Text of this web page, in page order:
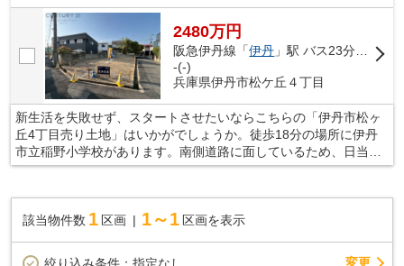
2480万円
阪急伊丹線「伊丹 」駅 バス23分 「天神川団地」 停歩7分
-(-)
兵庫県伊丹市松ケ丘４丁目
新生活を失敗せず、スタートさせたいならこちらの「伊丹市松ヶ
丘4丁目売り土地」はいかがでしょうか。徒歩18分の場所に伊丹
市立稲野小学校があります。南側道路に面しているため、日当た
りを確保する事が出来ます。工事自体も進めやすく、工事時間も
トをお任せください。不動産情報はもちろん、地域情報にも詳し
いので、きっと役に立てることでしょう。
該当物件数 1 区画 1～1 区画を表示
絞り込み条件： 指定なし 変更